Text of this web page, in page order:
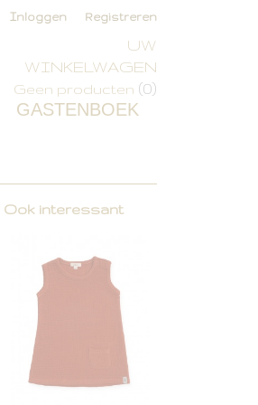
Inloggen Registreren
UW
WINKELWAGEN
Geen producten (0)
GASTENBOEK
Ook interessant